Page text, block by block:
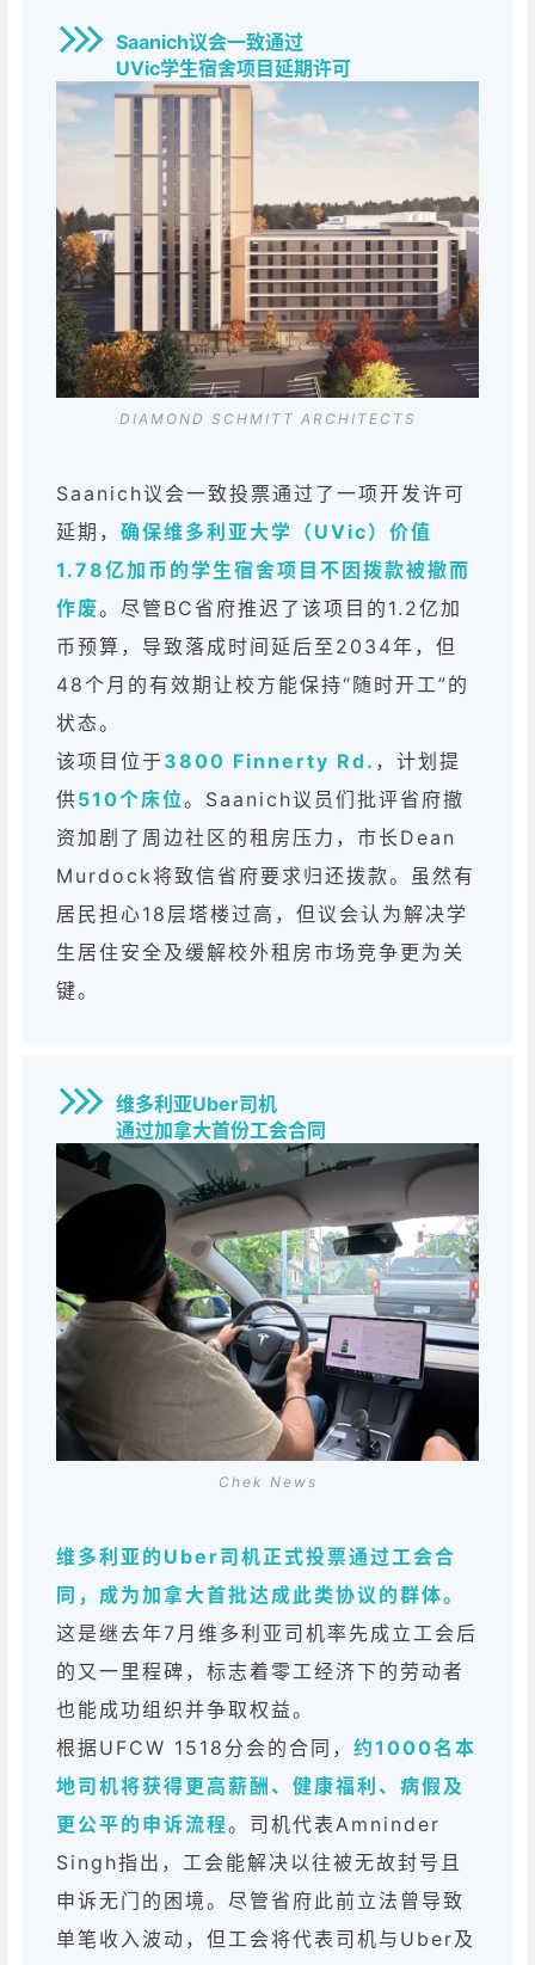
Saanich议会一致通过
UVic学生宿舍项目延期许可
DIAMOND SCHMITT ARCHITECTS
Saanich议会一致投票通过了一项开发许可
延期， 确保维多利亚大学（UVic）价值
1.78亿加币的学生宿舍项目不因拨款被撤而
作废。尽管BC省府推迟了该项目的1.2亿加
币预算，导致落成时间延后至2034年，但
48个月的有效期让校方能保持“随时开工”的
状态。
该项目位于3800 Finnerty Rd. ，计划提
供510个床位。Saanich议员们批评省府撤
资加剧了周边社区的租房压力，市长Dean
Murdock将致信省府要求归还拨款。虽然有
居民担心18层塔楼过高，但议会认为解决学
生居住安全及缓解校外租房市场竞争更为关
键。
维多利亚Uber司机
通过加拿大首份工会合同
Chek News
维多利亚的Uber司机正式投票通过工会合
同，成为加拿大首批达成此类协议的群体。
这是继去年7月维多利亚司机率先成立工会后
的又一里程碑，标志着零工经济下的劳动者
也能成功组织并争取权益。
根据UFCW 1518分会的合同， 约1000名本
地司机将获得更高薪酬、健康福利、病假及
更公平的申诉流程。司机代表Amninder
Singh指出，工会能解决以往被无故封号且
申诉无门的困境。尽管省府此前立法曾导致
单笔收入波动，但工会将代表司机与Uber及